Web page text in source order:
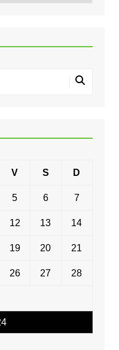
V S D
5 6 7
12 13 14
19 20 21
26 27 28